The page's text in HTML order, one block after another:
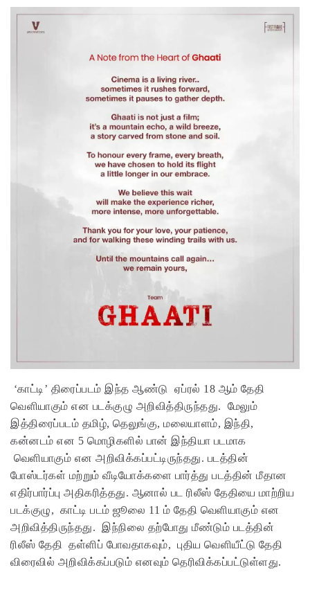
‘காட்டி’ திரைப்படம் இந்த ஆண்டு ஏப்ரல் 18 ஆம் தேதி
வெளியாகும் என படக்குழு அறிவித்திருந்தது. மேலும்
இத்திரைப்படம் தமிழ், தெலுங்கு, மலையாளம், இந்தி,
கன்னடம் என 5 மொழிகளில் பான் இந்தியா படமாக
வெளியாகும் என அறிவிக்கப்பட்டிருந்தது. படத்தின்
போஸ்டர்கள் மற்றும் வீடியோக்களை பார்த்து படத்தின் மீதான
எதிர்பார்ப்பு அதிகரித்தது. ஆனால் பட ரிலீஸ் தேதியை மாற்றிய
படக்குழு, காட்டி படம் ஜூலை 11 ம் தேதி வெளியாகும் என
அறிவித்திருந்தது. இந்நிலை தற்போது மீண்டும் படத்தின்
ரிலீஸ் தேதி தள்ளிப் போவதாகவும், புதிய வெளியீட்டு தேதி
விரைவில் அறிவிக்கப்படும் எனவும் தெரிவிக்கப்பட்டுள்ளது.